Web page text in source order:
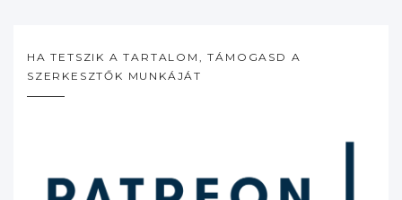
HA TETSZIK A TARTALOM, TÁMOGASD A
SZERKESZTŐK MUNKÁJÁT